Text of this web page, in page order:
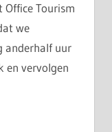
Tourism
we
anderhalf uur
en vervolgen